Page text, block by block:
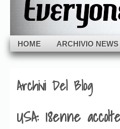
HOME ARCHIVIO NEWS
Archivi Del Blog
USA: 18enne